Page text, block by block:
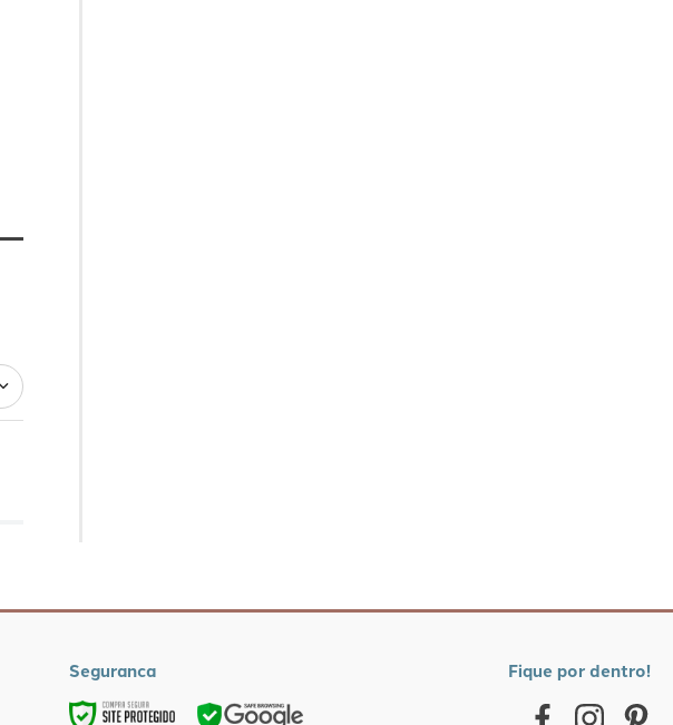
Seguranca Fique por dentro!